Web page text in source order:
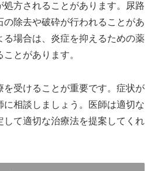
処方されることがあります。尿路
除去や破砕が行われることがあ
る場合は、炎症を抑えるための薬
とがあります。
を受けることが重要です。症状が
に相談しましょう。医師は適切な
して適切な治療法を提案してくれ